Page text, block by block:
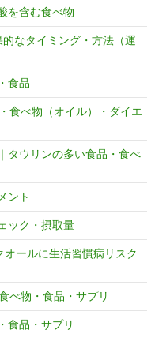
を含む食べ物
なタイミング・方法（運
食品
食べ物（オイル）・ダイエ
タウリンの多い食品・食べ
ント
ック・摂取量
ールに生活習慣病リスク
べ物・食品・サプリ
食品・サプリ